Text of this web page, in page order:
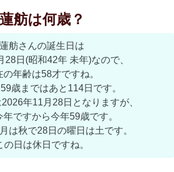
蓮舫は何歳？
蓮舫さんの誕生日は
28日(昭和42年 未年)なので、
の年齢は58才ですね。
歳まではあと114日です。
年11月28日となりますが、
年ですから今年59歳です。
は秋で28日の曜日は土です。
の日は休日ですね。